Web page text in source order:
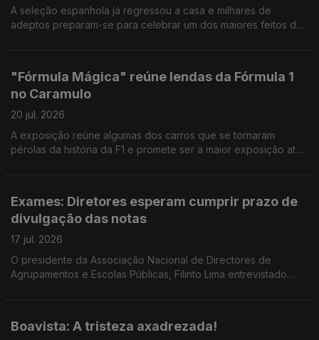
A seleção espanhola já regressou a casa e milhares de
adeptos preparam-se para celebrar um dos maiores feitos da
"Fórmula Mágica" reúne lendas da Fórmula 1
no Caramulo
20 jul. 2026
A exposição reúne algumas dos carros que se tornaram
pérolas da história da F1 e promete ser a maior exposição até
Exames: Diretores esperam cumprir prazo de
divulgação das notas
17 jul. 2026
O presidente da Associação Nacional de Directores de
Agrupamentos e Escolas Públicas, Filinto Lima entrevistado
Boavista: A tristeza axadrezada!